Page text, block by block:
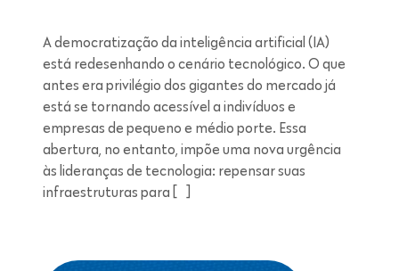
A democratização da inteligência artificial (IA)
está redesenhando o cenário tecnológico. O que
antes era privilégio dos gigantes do mercado já
está se tornando acessível a indivíduos e
empresas de pequeno e médio porte. Essa
abertura, no entanto, impõe uma nova urgência
às lideranças de tecnologia: repensar suas
infraestruturas para […]